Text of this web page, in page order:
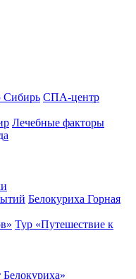
СПА-центр
Лечебные факторы
Белокуриха Горная
Тур «Путешествие к
Белокуриха»